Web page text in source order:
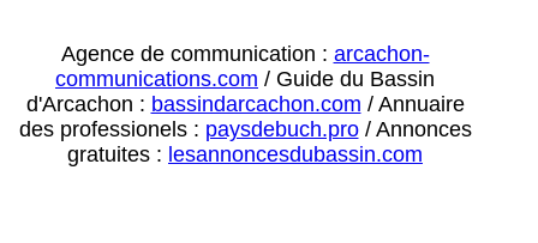
Agence de communication : arcachon-
communications.com / Guide du Bassin
d'Arcachon : bassindarcachon.com / Annuaire
des professionels : paysdebuch.pro/ Annonces
gratuites : lesannoncesdubassin.com